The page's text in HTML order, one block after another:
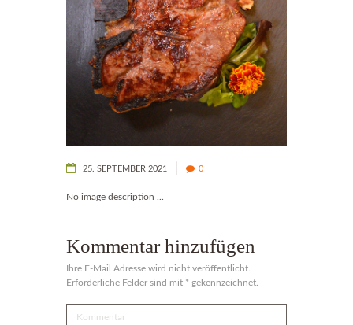
25. SEPTEMBER 2021 0
No image description ...
Kommentar hinzufügen
Ihre E-Mail Adresse wird nicht veröffentlicht.
Erforderliche Felder sind mit * gekennzeichnet.